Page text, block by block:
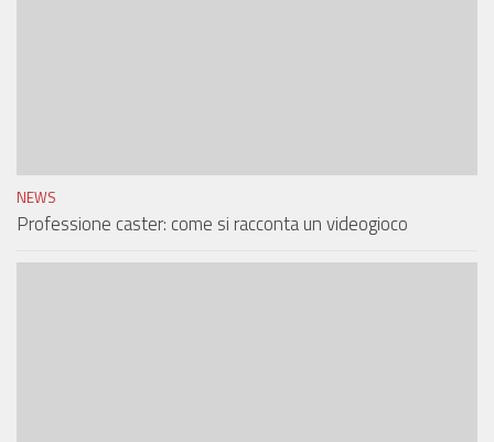
NEWS
Professione caster: come si racconta un videogioco